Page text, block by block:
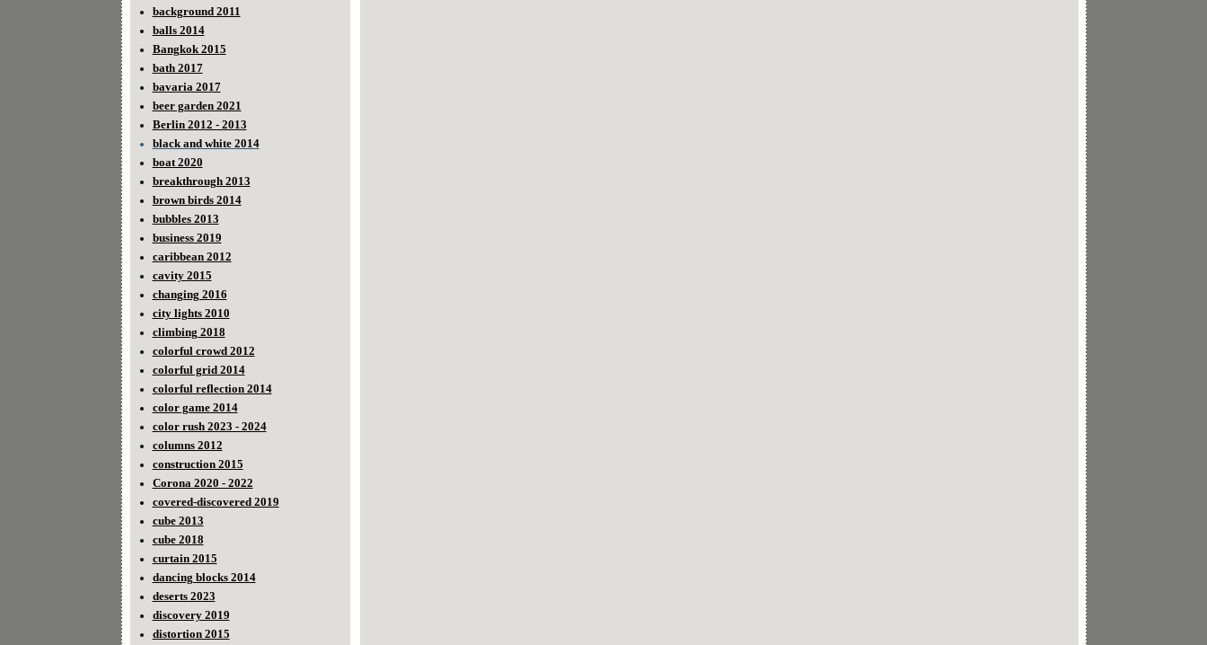
background 2011
balls 2014
Bangkok 2015
bath 2017
bavaria 2017
beer garden 2021
Berlin 2012 - 2013
black and white 2014
boat 2020
breakthrough 2013
brown birds 2014
bubbles 2013
business 2019
caribbean 2012
cavity 2015
changing 2016
city lights 2010
climbing 2018
colorful crowd 2012
colorful grid 2014
colorful reflection 2014
color game 2014
color rush 2023 - 2024
columns 2012
construction 2015
Corona 2020 - 2022
covered-discovered 2019
cube 2013
cube 2018
curtain 2015
dancing blocks 2014
deserts 2023
discovery 2019
distortion 2015